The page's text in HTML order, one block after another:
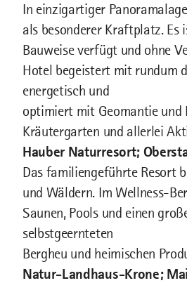
In einzigartiger
als besonderer Kraftplatz.
Bauweise verfügt und ohne
Hotel begeistert mit rundum
energetisch und
optimiert mit Geomantie und
Kräutergarten und allerlei
Hauber Naturresort;
Das familiengeführte Resort
und Wäldern. Im Wellness-
Saunen, Pools und einen
selbstgeernteten
Bergheu und heimischen
Natur-Landhaus-Krone;